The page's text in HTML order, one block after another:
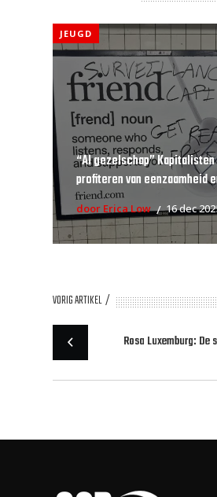
JEUGD
“AI gezelschap” Kapitalisten
profiteren van eenzaamheid
door Erica Low 16 dec
VORIG ARTIKEL
Rosa Luxemburg: